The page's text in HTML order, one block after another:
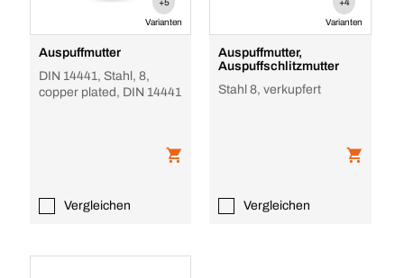
Varianten
Auspuffmutter
DIN 14441, Stahl, 8,
copper plated, DIN 14441
Vergleichen
Varianten
Auspuffmutter,
Auspuffschlitzmutter
Stahl 8, verkupfert
Vergleichen